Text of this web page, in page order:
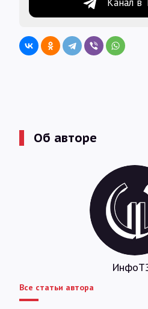
Канал в
Об авторе
Все статьи автора